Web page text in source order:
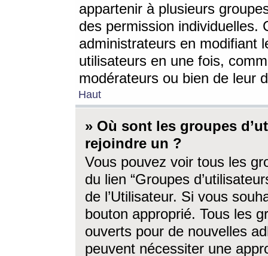
appartenir à plusieurs
des permission individuelles.
administrateurs en modifiant
utilisateurs en une fois,
modérateurs ou bien de leur
Haut
» Où sont les groupes
rejoindre un ?
Vous pouvez voir tous les
du lien “Groupes
de l’Utilisateur. Si vous
bouton approprié. Tous les
ouverts pour de nouvelles
peuvent nécessiter une